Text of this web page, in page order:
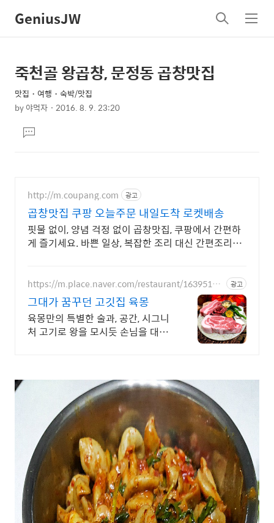
GeniusJW
검
색
메
뉴
상
세
컨
텐
츠
본
제
목
죽천골 왕곱창, 문정동 곱창맛집
맛집・여행・숙박/맛집
by야먹자 2016. 8. 9. 23:20
문댓
글
http://m.coupang.com 광고
곱창맛집 쿠팡 오늘주문 내일도착 로켓배송
핏물 없이, 양념 걱정 없이 곱창맛집, 쿠팡에서 간편하
게 즐기세요. 바쁜 일상, 복잡한 조리 대신 간편조리식
https://m.place.naver.com/restaurant/16395160 광고
그대가 꿈꾸던 고깃집 육몽
육몽만의 특별한 술과, 공간, 시그니
처 고기로 왕을 모시듯 손님을 대접